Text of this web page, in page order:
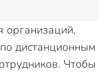
организаций,
дистанционным
Чтобы